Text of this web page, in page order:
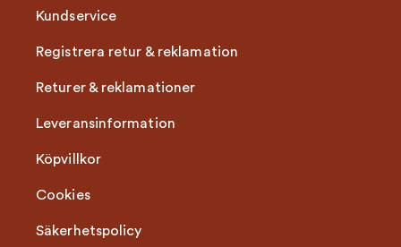
Kundservice
Registrera retur & reklamation
Returer & reklamationer
Leveransinformation
Köpvillkor
Cookies
Säkerhetspolicy